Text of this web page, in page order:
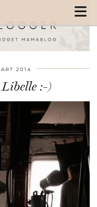
2014
Libelle :-)